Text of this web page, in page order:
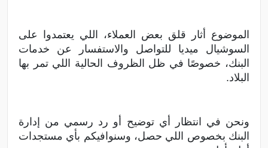
الموضوع أثار قلق بعض العملاء، اللي يعتمدوا على
السوشيال ميديا للتواصل والاستفسار عن خدمات
البنك، خصوصًا في ظل الظروف الحالية اللي تمر بها
البلاد.
ونحن في انتظار أي توضيح أو رد رسمي من إدارة
البنك بخصوص اللي حصل، وسنوافيكم بأي مستجدات